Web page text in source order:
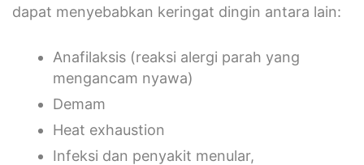
dapat menyebabkan keringat dingin antara lain:
Anafilaksis (reaksi alergi parah yang
mengancam nyawa)
Demam
Heat exhaustion
Infeksi dan penyakit menular,